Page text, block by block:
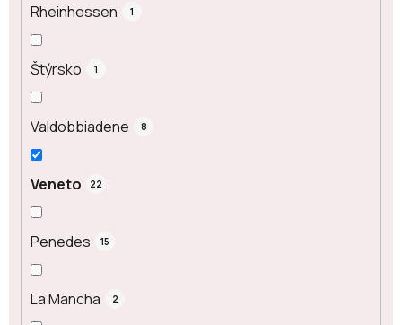
Rheinhessen 1
Štýrsko 1
Valdobbiadene 8
Veneto 22
Penedes 15
La Mancha 2